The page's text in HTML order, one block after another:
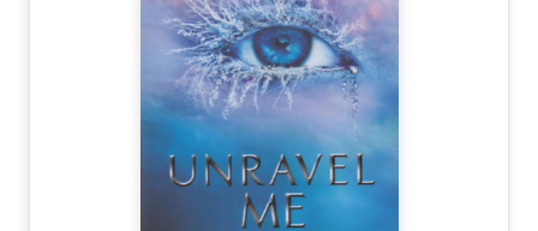
Szótár, nyelvkönyv
Tankönyv, segédkönyv
Társadalomtudomány